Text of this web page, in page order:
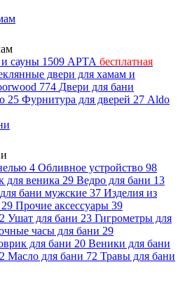
сауны 1509 АРТА бесплатная
двери для хамам и
774 Двери для бани
25 Фурнитура для дверей 27 Aldo
4 Обливное устройство 98
для веника 29 Ведро для бани 13
бани мужские 37 Изделия из
29 Прочие аксессуары 39
Ушат для бани 23 Гигрометры для
часы для бани 29
для бани 20 Веники для бани
Масло для бани 72 Травы для бани